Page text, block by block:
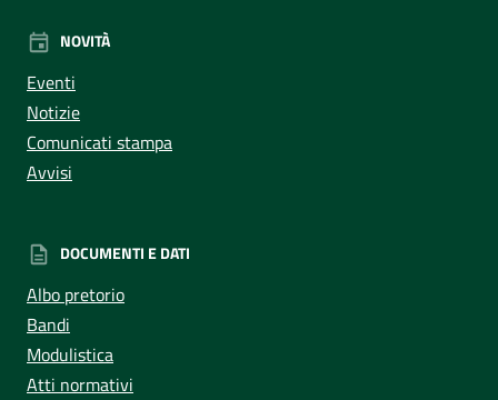
NOVITÀ
Eventi
Notizie
Comunicati stampa
Avvisi
DOCUMENTI E DATI
Albo pretorio
Bandi
Modulistica
Atti normativi